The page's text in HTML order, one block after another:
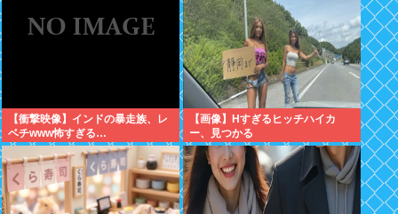
【衝撃映像】インドの暴走族、レ
ベチwww怖すぎる…
【画像】Hすぎるヒッチハイカ
ー、見つかる